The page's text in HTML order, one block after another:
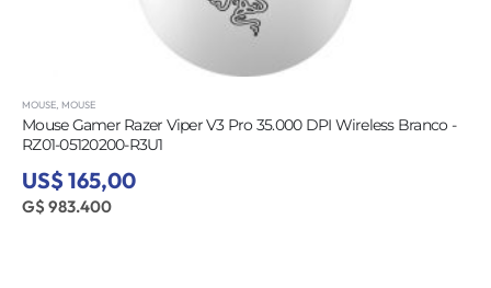
MOUSE MOUSE
Mouse Gamer Razer Viper V3 Pro 35.000 DPI Wireless Branco -
RZ01-05120200-R3U1
US$ 165,00
G$ 983.400